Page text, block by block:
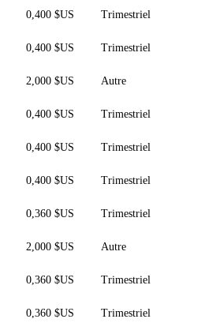
0,400 $US Trimestriel
0,400 $US Trimestriel
2,000 $US Autre
0,400 $US Trimestriel
0,400 $US Trimestriel
0,400 $US Trimestriel
0,360 $US Trimestriel
2,000 $US Autre
0,360 $US Trimestriel
0,360 $US Trimestriel